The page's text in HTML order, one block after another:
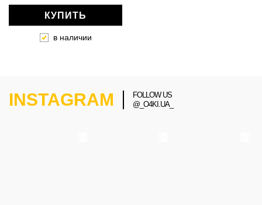
КУПИТЬ
в наличии
INSTAGRAM
FOLLOW US
@_O4KI.UA_